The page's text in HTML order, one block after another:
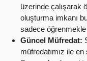
üzerinde çalışarak
oluşturma imkanı
sadece
Güncel Müfredat:
müfredatımız ile